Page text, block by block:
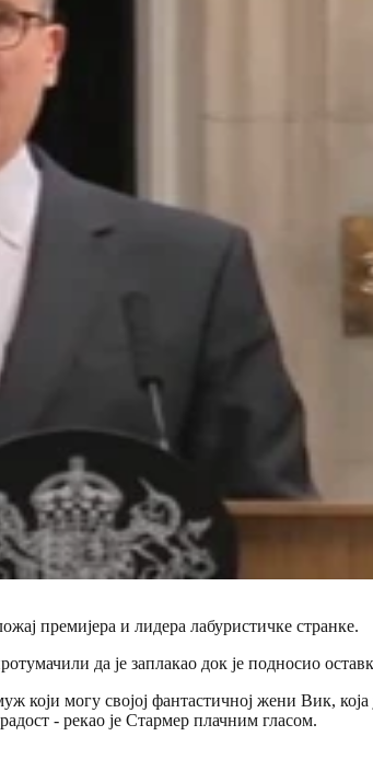
премијера и лидера лабуристичке странке.
да је заплакао док је подносио
могу својој фантастичној жени Вик, која
- рекао је Стармер плачним гласом.